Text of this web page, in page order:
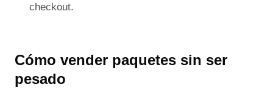
checkout.
Cómo vender paquetes sin ser
pesado